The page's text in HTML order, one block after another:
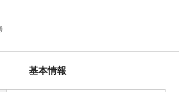
基本情報